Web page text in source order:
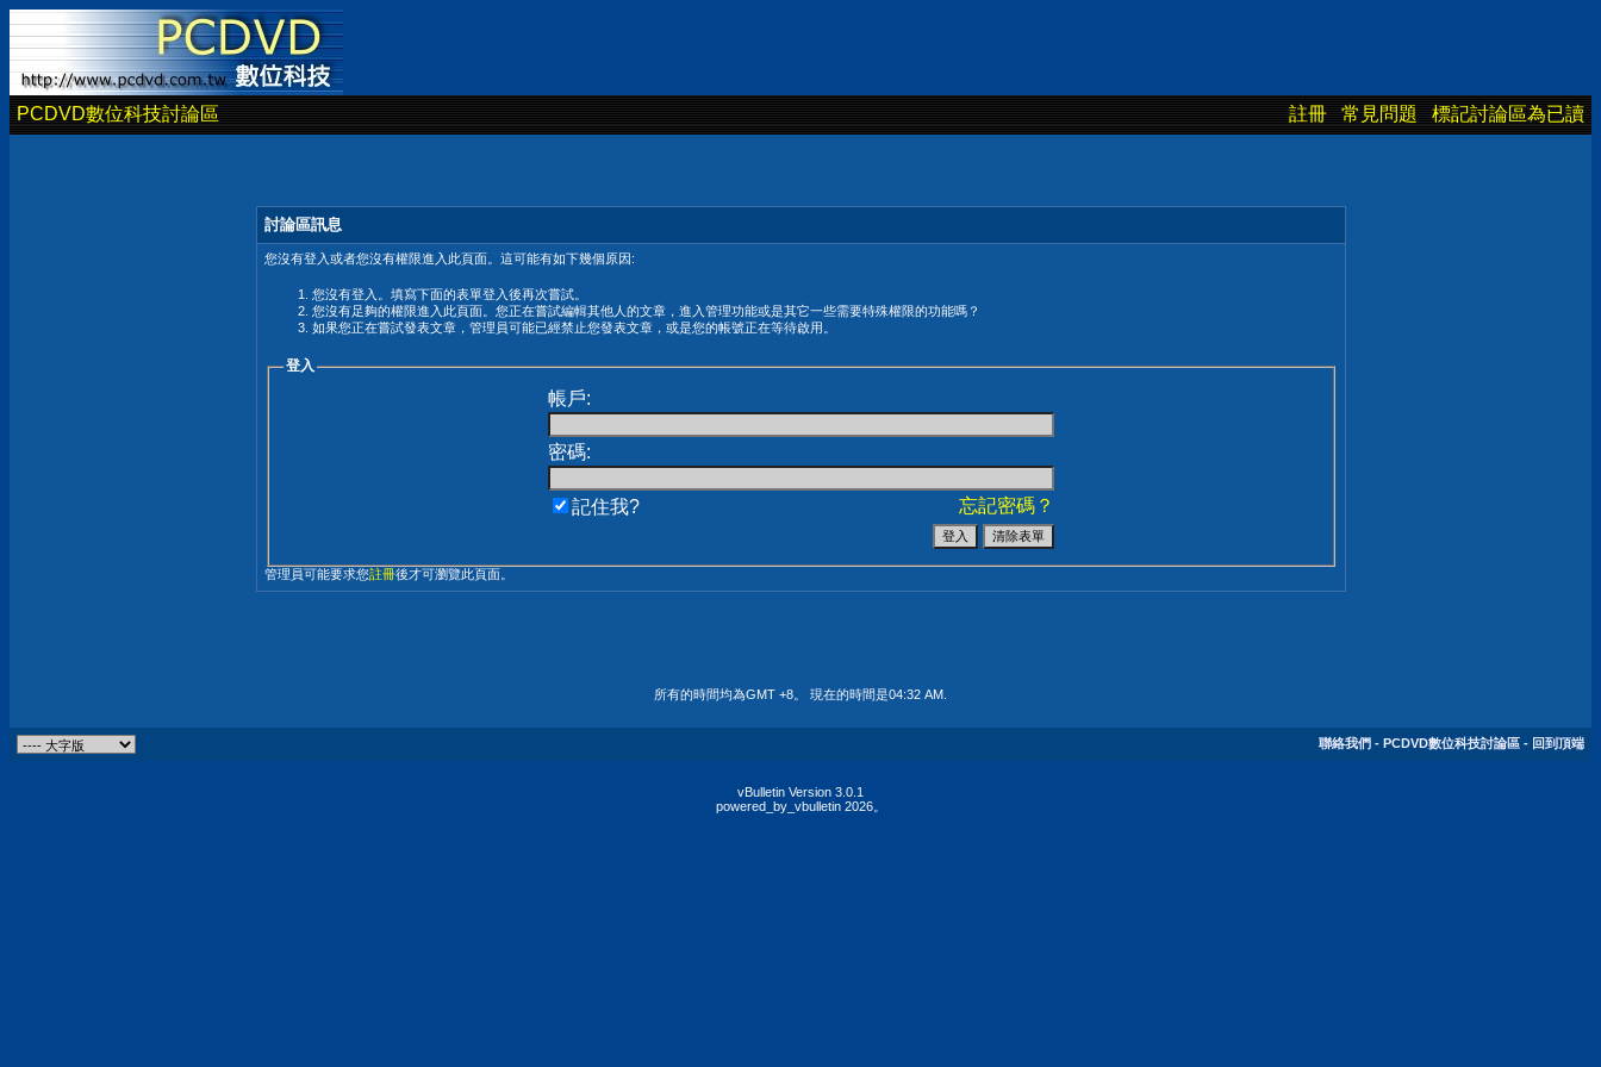
PCDVD數位科技討論區 註冊 常見問題 標記討論區為已讀
討論區訊息
您沒有登入或者您沒有權限進入此頁面。這可能有如下幾個原因:
您沒有登入。填寫下面的表單登入後再次嘗試。
您沒有足夠的權限進入此頁面。您正在嘗試編輯其他人的文章，進入管理功能或是其它一些需要特殊權限的功能嗎？
如果您正在嘗試發表文章，管理員可能已經禁止您發表文章，或是您的帳號正在等待啟用。
登入
帳戶:
密碼:
忘記密碼？
記住我?
管理員可能要求您註冊後才可瀏覽此頁面。
所有的時間均為GMT +8。 現在的時間是04:32 AM
聯絡我們 - PCDVD數位科技討論區 - 回到頂端
vBulletin Version 3.0.1
powered_by_vbulletin 2026。